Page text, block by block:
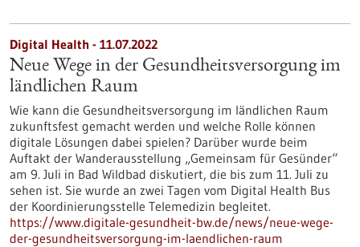
Digital Health - 11.07.2022
Neue Wege in der Gesundheitsversorgung im
ländlichen Raum
Wie kann die Gesundheitsversorgung im ländlichen Raum
zukunftsfest gemacht werden und welche Rolle können
digitale Lösungen dabei spielen? Darüber wurde beim
Auftakt der Wanderausstellung „Gemeinsam für Gesünder“
am 9. Juli in Bad Wildbad diskutiert, die bis zum 11. Juli zu
sehen ist. Sie wurde an zwei Tagen vom Digital Health Bus
der Koordinierungsstelle Telemedizin begleitet.
https://www.digitale-gesundheit-bw.de/news/neue-wege-
der-gesundheitsversorgung-im-laendlichen-raum